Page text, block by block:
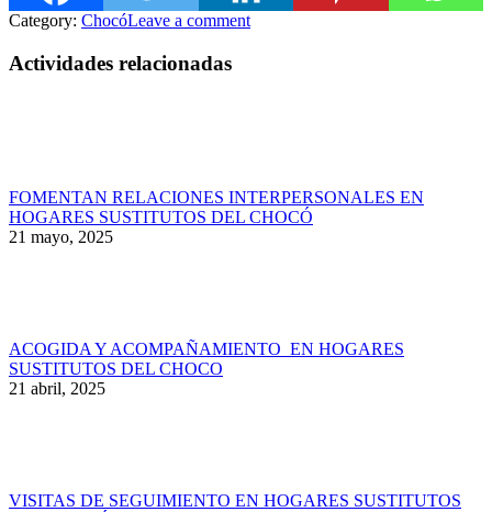
Category: ChocóLeave a comment
Actividades relacionadas
FOMENTAN RELACIONES INTERPERSONALES EN
HOGARES SUSTITUTOS DEL CHOCÓ
21 mayo, 2025
ACOGIDA Y ACOMPAÑAMIENTO EN HOGARES
SUSTITUTOS DEL CHOCO
21 abril, 2025
VISITAS DE SEGUIMIENTO EN HOGARES SUSTITUTOS